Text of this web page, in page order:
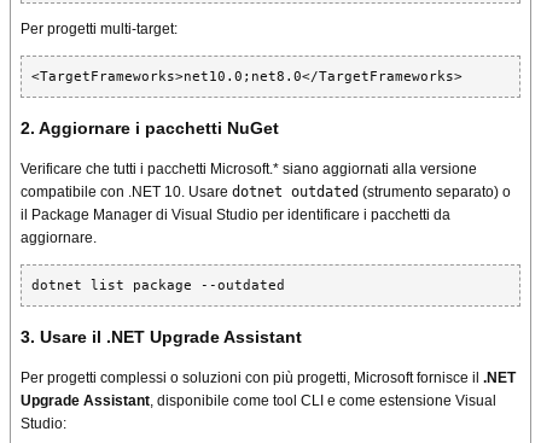
Per progetti multi-target:
<TargetFrameworks>net10.0;net8.0</TargetFrameworks>
2. Aggiornare i pacchetti NuGet
Verificare che tutti i pacchetti Microsoft.* siano aggiornati alla versione
compatibile con .NET 10. Usare dotnet outdated (strumento separato) o
il Package Manager di Visual Studio per identificare i pacchetti da
aggiornare.
dotnet list package --outdated
3. Usare il .NET Upgrade Assistant
Per progetti complessi o soluzioni con più progetti, Microsoft fornisce il .NET
Upgrade Assistant, disponibile come tool CLI e come estensione Visual
Studio: